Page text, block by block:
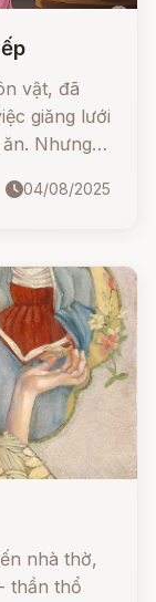
vật, đã
giăng lưới
Nhưng
cái lưới
04/08/2025
nhà thờ,
thần thổ